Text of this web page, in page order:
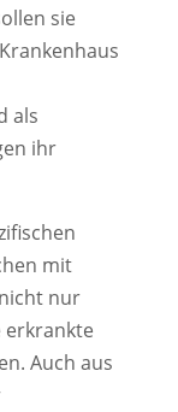
sie
als
ihr
mit
nur
erkrankte
Auch aus